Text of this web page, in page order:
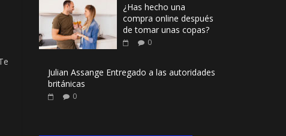
¿Has hecho una
compra online después
de tomar unas copas?
0
Julian Assange Entregado a las autoridades
británicas
0